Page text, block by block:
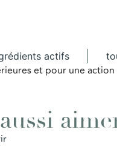
actifs
et pour une